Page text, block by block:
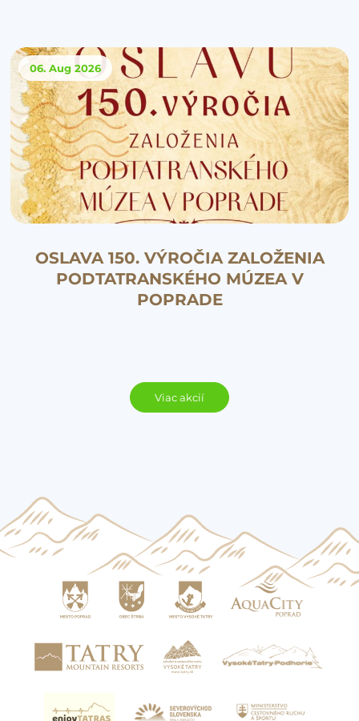
06. Aug 2026
OSLAVA 150. VÝROČIA ZALOŽENIA
PODTATRANSKÉHO MÚZEA V
POPRADE
Viac akcií